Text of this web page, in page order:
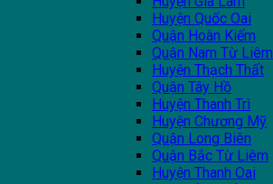
Huyện Quốc Oai
Quận Hoàn Kiếm
Quận Nam Từ Liêm
Huyện Thạch Thất
Quận Tây Hồ
Huyện Thanh Trì
Huyện Chương Mỹ
Quận Long Biên
Quận Bắc Từ Liêm
Huyện Thanh Oai